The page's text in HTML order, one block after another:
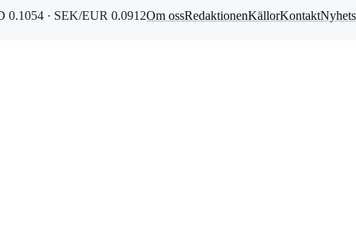
0.1054 · SEK/EUR 0.0912Om ossRedaktionenKällorKontakt